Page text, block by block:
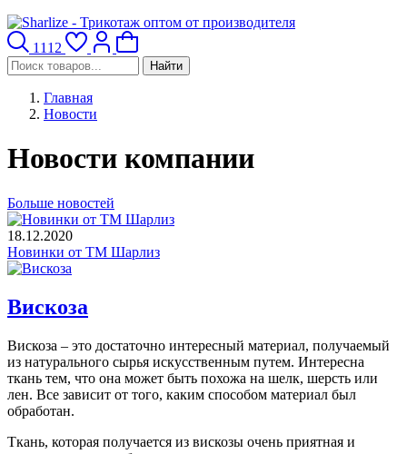
1112
Найти
Главная
Новости
Новости компании
Больше новостей
18.12.2020
Новинки от ТМ Шарлиз
Вискоза
Вискоза – это достаточно интересный материал, получаемый
из натурального сырья искусственным путем. Интересна
ткань тем, что она может быть похожа на шелк, шерсть или
лен. Все зависит от того, каким способом материал был
обработан.
Ткань, которая получается из вискозы очень приятная и